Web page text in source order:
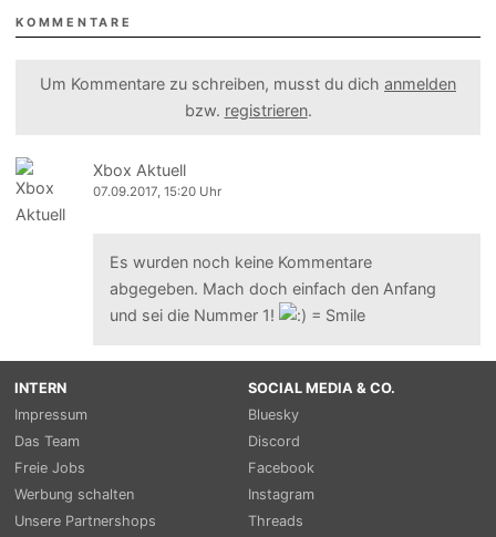
KOMMENTARE
Um Kommentare zu schreiben, musst du dich anmelden
bzw. registrieren.
Xbox Aktuell
07.09.2017, 15:20 Uhr
Es wurden noch keine Kommentare
abgegeben. Mach doch einfach den Anfang
und sei die Nummer 1!
INTERN
Impressum
Das Team
Freie Jobs
Werbung schalten
Unsere Partnershops
SOCIAL MEDIA & CO.
Bluesky
Discord
Facebook
Instagram
Threads